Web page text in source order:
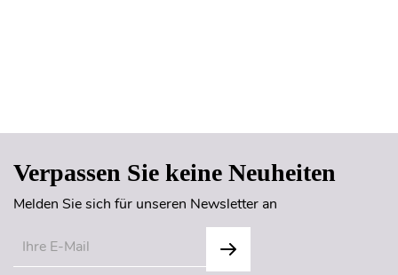
Verpassen Sie keine Neuheiten
Melden Sie sich für unseren Newsletter an